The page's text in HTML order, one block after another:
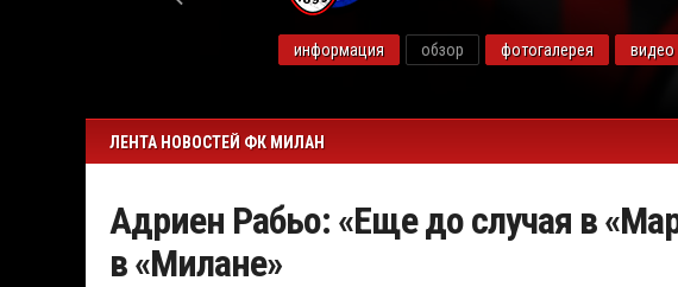
информация обзор фотогалерея видео
ЛЕНТА НОВОСТЕЙ ФК МИЛАН
Адриен Рабьо: «Еще до случая в
в «Милане»